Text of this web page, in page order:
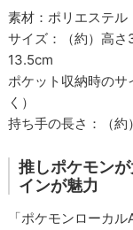
素材：ポリエステル
サイズ：（約）高
13.5cm
ポケット収納時の
く）
持ち手の長さ：（約
推しポケモン
インが魅力
「ポケモンローカ